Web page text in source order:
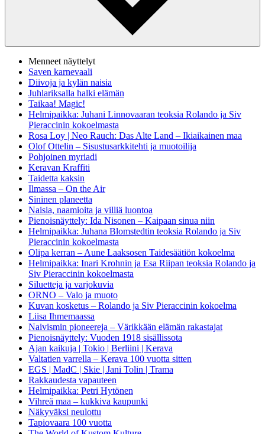
Menneet näyttelyt
Saven karnevaali
Diivoja ja kylän naisia
Juhlariksalla halki elämän
Taikaa! Magic!
Helmipaikka: Juhani Linnovaaran teoksia Rolando ja Siv
Pieraccinin kokoelmasta
Rosa Loy | Neo Rauch: Das Alte Land – Ikiaikainen maa
Olof Ottelin – Sisustusarkkitehti ja muotoilija
Pohjoinen myriadi
Keravan Kraffiti
Taidetta kaksin
Ilmassa – On the Air
Sininen planeetta
Naisia, naamioita ja villiä luontoa
Pienoisnäyttely: Ida Nisonen – Kaipaan sinua niin
Helmipaikka: Juhana Blomstedtin teoksia Rolando ja Siv
Pieraccinin kokoelmasta
Olipa kerran – Aune Laaksosen Taidesäätiön kokoelma
Helmipaikka: Inari Krohnin ja Esa Riipan teoksia Rolando ja
Siv Pieraccinin kokoelmasta
Siluetteja ja varjokuvia
ORNO – Valo ja muoto
Kuvan kosketus – Rolando ja Siv Pieraccinin kokoelma
Liisa Ihmemaassa
Naivismin pioneereja – Värikkään elämän rakastajat
Pienoisnäyttely: Vuoden 1918 sisällissota
Ajan kaikuja | Tokio | Berliini | Kerava
Valtatien varrella – Kerava 100 vuotta sitten
EGS | MadC | Skie | Jani Tolin | Trama
Rakkaudesta vapauteen
Helmipaikka: Petri Hytönen
Vihreä maa – kukkiva kaupunki
Näkyväksi neulottu
Tapiovaara 100 vuotta